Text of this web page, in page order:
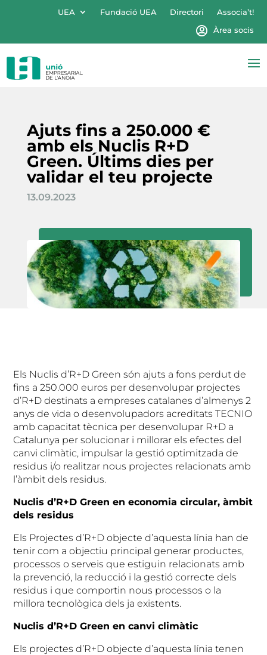
UEA Fundació UEA Directori
Associa’t!
Àrea socis
Ajuts fins a 250.000 €
amb els Nuclis R+D
Green. Últims dies per
validar el teu projecte
13.09.2023
Els Nuclis d’R+D Green són ajuts a fons perdut de
fins a 250.000 euros per desenvolupar projectes
d’R+D destinats a empreses catalanes d’almenys 2
anys de vida o desenvolupadors acreditats TECNIO
amb capacitat tècnica per desenvolupar R+D a
Catalunya per solucionar i millorar els efectes del
canvi climàtic, impulsar la gestió optimitzada de
residus i/o realitzar nous projectes relacionats amb
l’àmbit dels residus.
Nuclis d’R+D Green en economia circular, àmbit
dels residus
Els Projectes d’R+D objecte d’aquesta línia han de
tenir com a objectiu principal generar productes,
processos o serveis que estiguin relacionats amb
la prevenció, la reducció i la gestió correcte dels
residus i que comportin nous processos o la
millora tecnològica dels ja existents.
Nuclis d’R+D Green en canvi climàtic
Els projectes d’R+D objecte d’aquesta línia tenen